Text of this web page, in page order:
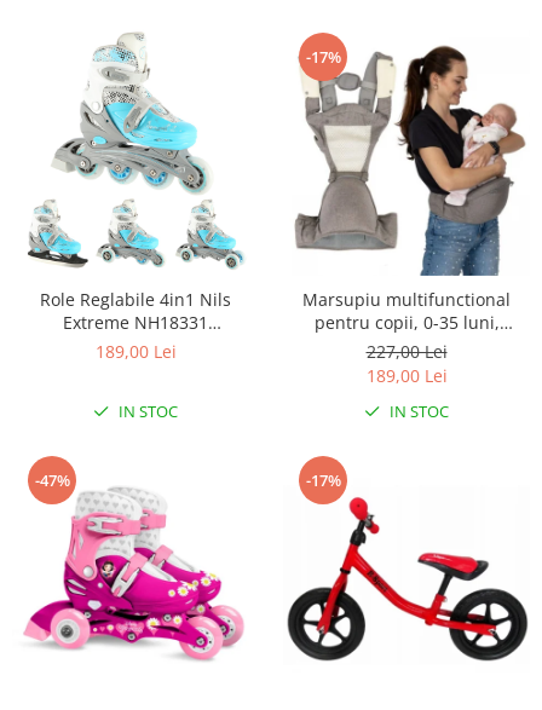
Role Reglabile 4in1 Nils
Extreme NH18331
Albastru/Gri
189,00 Lei
IN STOC
-17%
Marsupiu multifunctional
pentru copii, 0-35 luni,
Ecotoys J-BC1601 - Gri
227,00 Lei
189,00 Lei
IN STOC
-47% -17%